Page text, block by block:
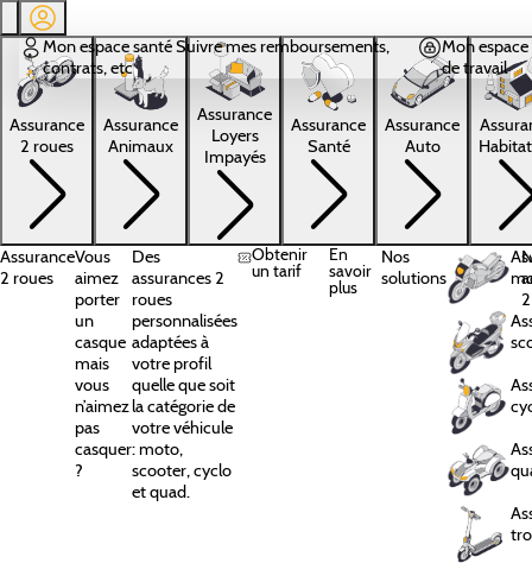
Aller au contenu principal
Mon espace santéSuivre mes remboursements,
contrats, etc
Mon
de travail
Assurance
2 roues
Assurance
Animaux
Assurance
Loyers
Impayés
Assurance
Santé
Assurance
Auto
Assurance
2 roues
Vous
aimez
porter
un
casque
mais
vous
n’aimez
pas
casquer
?
Des
assurances 2
roues
personnalisées
adaptées à
votre profil
quelle que soit
la catégorie de
votre véhicule
: moto,
scooter, cyclo
et quad.
Obtenir
un tarif
En
savoir
plus
Nos
solutions